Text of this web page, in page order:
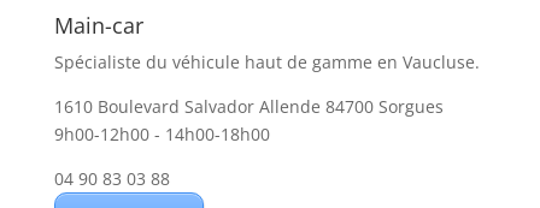
Main-car
Spécialiste du véhicule haut de gamme en Vaucluse.
1610 Boulevard Salvador Allende 84700 Sorgues
9h00-12h00 - 14h00-18h00
04 90 83 03 88